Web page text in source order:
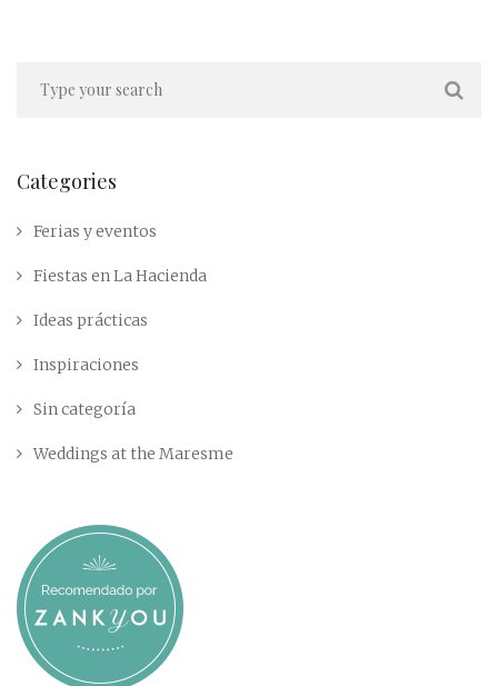
Categories
Ferias y eventos
Fiestas en La Hacienda
Ideas prácticas
Inspiraciones
Sin categoría
Weddings at the Maresme